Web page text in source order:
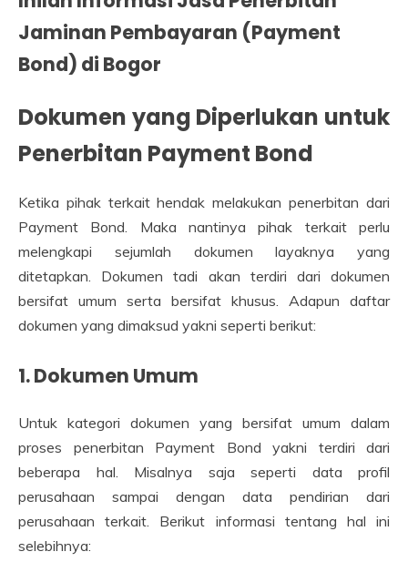
Jaminan Pembayaran (Payment
Bond) di Bogor
Dokumen yang Diperlukan untuk
Penerbitan Payment Bond
Ketika pihak terkait hendak melakukan penerbitan dari
Payment Bond. Maka nantinya pihak terkait perlu
melengkapi sejumlah dokumen layaknya yang
ditetapkan. Dokumen tadi akan terdiri dari dokumen
bersifat umum serta bersifat khusus. Adapun daftar
dokumen yang dimaksud yakni seperti berikut:
1. Dokumen Umum
Untuk kategori dokumen yang bersifat umum dalam
proses penerbitan Payment Bond yakni terdiri dari
beberapa hal. Misalnya saja seperti data profil
perusahaan sampai dengan data pendirian dari
perusahaan terkait. Berikut informasi tentang hal ini
selebihnya: